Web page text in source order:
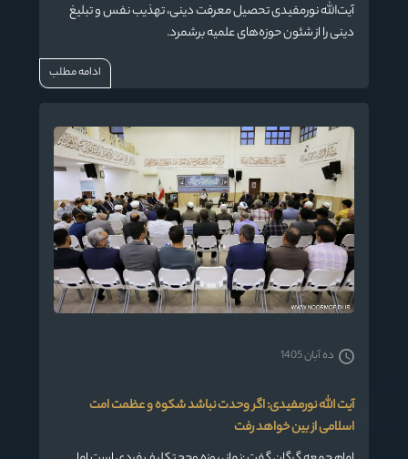
آیت‌الله نورمفیدی تحصیل معرفت دینی، تهذیب نفس و تبلیغ
دینی را از شئون حوزه‌های علمیه برشمرد.
ادامه مطلب
آیت الله نورمفیدی: اگر وحدت نباشد شکوه و عظمت امت
اسلامی از بین خواهد رفت
ده آبان 1405